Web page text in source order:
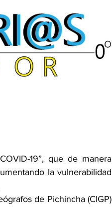
19”, que de manera
la vulnerabilidad
de Pichincha (CIGP)